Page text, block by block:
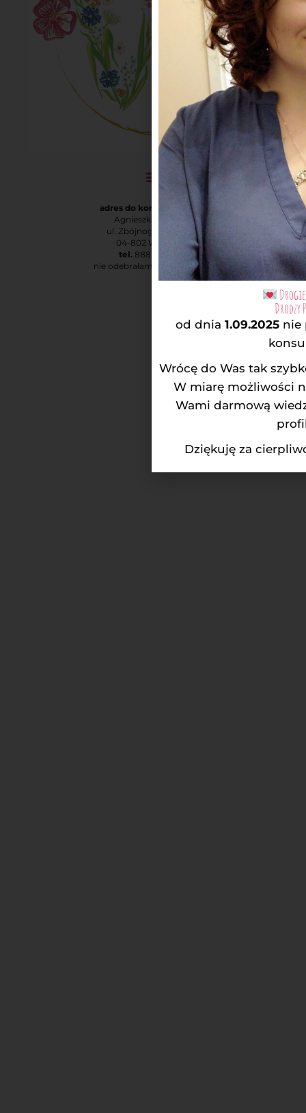
adres do korespondencji:
Agnieszka Rodatus
ul. Zbójnogórska 1 m. 3
04-802 Warszawa
tel.888-873-730
nie odebrałam? – oddzwonię!
Drodzy
od dnia 1.09.2025 nie
Wrócę do Was tak
W miarę możliwości
Wami darmową
Dziękuję za